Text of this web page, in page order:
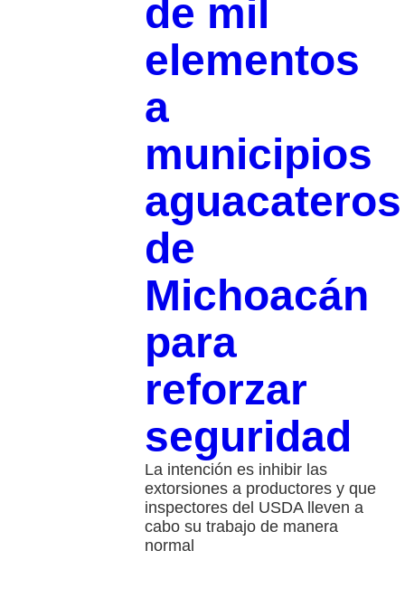
de mil
elementos
a
municipios
aguacateros
de
Michoacán
para
reforzar
seguridad
La intención es inhibir las
extorsiones a productores y que
inspectores del USDA lleven a
cabo su trabajo de manera
normal